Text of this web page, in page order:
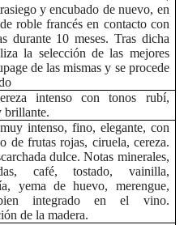
y encubado de nuevo, en
roble francés en contacto con
durante 10 meses.Tras dicha
la selección de las mejores
de las mismas y se procede
intenso con tonos rubí,
brillante.
intenso, fino, elegante, con
de frutas rojas, ciruela, cereza.
dulce. Notas minerales,
café, tostado, vainilla,
yema de huevo, merengue,
integrado en el vino.
de la madera.